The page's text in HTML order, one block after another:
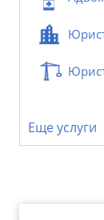
Еще услуги